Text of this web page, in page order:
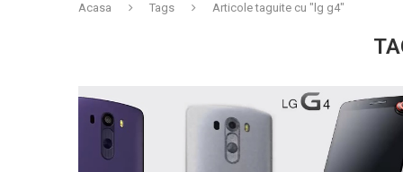
Acasa Tags Articole taguite cu "lg g4"